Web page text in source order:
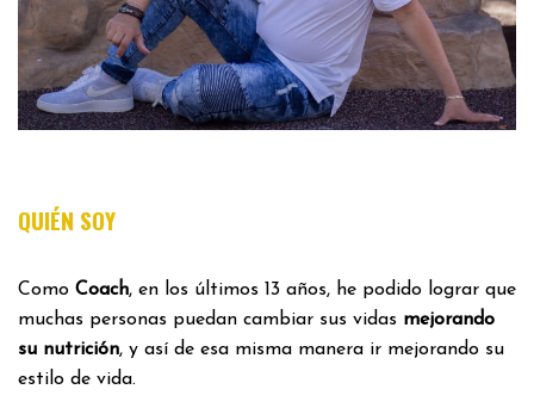
QUIÉN SOY
Como Coach, en los últimos 13 años, he podido lograr que
muchas personas puedan cambiar sus vidas mejorando
su nutrición, y así de esa misma manera ir mejorando su
estilo de vida.